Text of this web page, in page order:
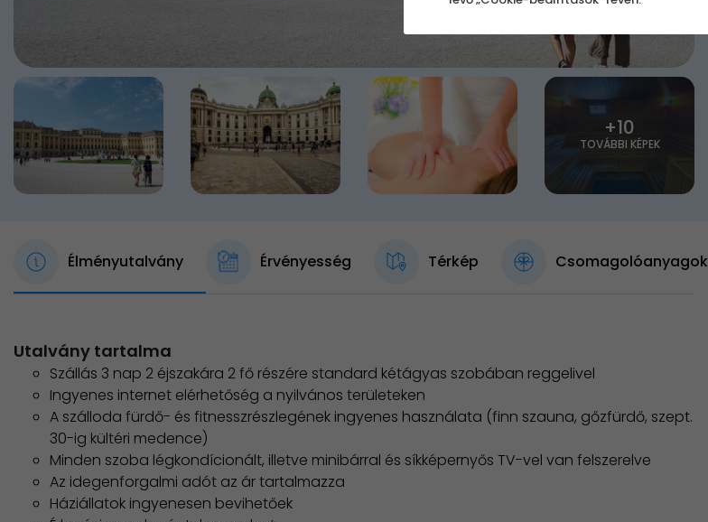
+10
TOVÁBBI KÉPEK
Élményutalvány Érvényesség Térkép Csomagolóanyagok
Utalvány tartalma
Szállás 3 nap 2 éjszakára 2 fő részére standard kétágyas szobában reggelivel
Ingyenes internet elérhetőség a nyilvános területeken
A szálloda fürdő- és fitnesszrészlegének ingyenes használata (finn szauna, gőzfürdő, szept.
30-ig kültéri medence)
Minden szoba légkondícionált, illetve minibárral és síkképernyős TV-vel van felszerelve
Az idegenforgalmi adót az ár tartalmazza
Háziállatok ingyenesen bevihetőek